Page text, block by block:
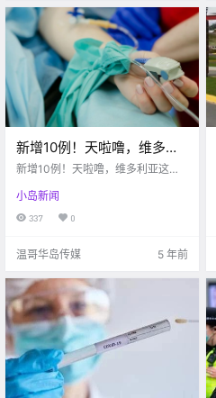
新增10例！天啦噜，维多利
亚这家医院已有17例新冠感
动？
新增10例！天啦噜，维多利亚这家
院项目即将启动？
小岛新闻
337 0
温哥华岛传媒 5 年前